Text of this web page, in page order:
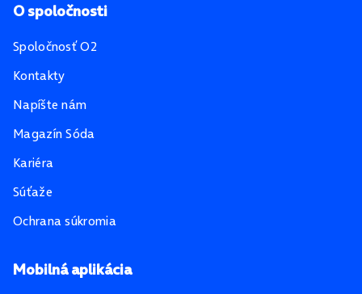
Mobilná aplikácia
O spoločnosti
Spoločnosť O2
Kontakty
Napíšte nám
Magazín Sóda
Kariéra
Súťaže
Ochrana súkromia